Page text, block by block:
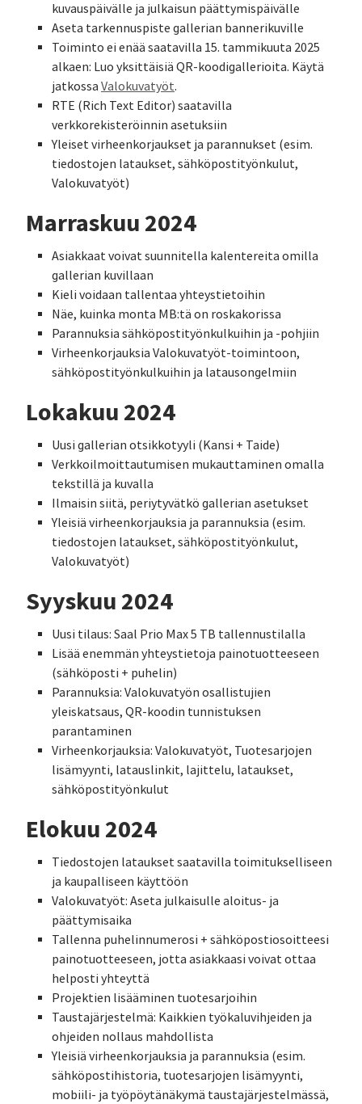
kuvauspäivälle ja julkaisun päättymispäivälle
Aseta tarkennuspiste gallerian bannerikuville
Toiminto ei enää saatavilla 15. tammikuuta 2025
alkaen: Luo yksittäisiä QR-koodigallerioita. Käytä
jatkossa Valokuvatyöt.
RTE (Rich Text Editor) saatavilla
verkkorekisteröinnin asetuksiin
Yleiset virheenkorjaukset ja parannukset (esim.
tiedostojen lataukset, sähköpostityönkulut,
Valokuvatyöt)
Marraskuu 2024
Asiakkaat voivat suunnitella kalentereita omilla
gallerian kuvillaan
Kieli voidaan tallentaa yhteystietoihin
Näe, kuinka monta MB:tä on roskakorissa
Parannuksia sähköpostityönkulkuihin ja -pohjiin
Virheenkorjauksia Valokuvatyöt-toimintoon,
sähköpostityönkulkuihin ja latausongelmiin
Lokakuu 2024
Uusi gallerian otsikkotyyli (Kansi + Taide)
Verkkoilmoittautumisen mukauttaminen omalla
tekstillä ja kuvalla
Ilmaisin siitä, periytyvätkö gallerian asetukset
Yleisiä virheenkorjauksia ja parannuksia (esim.
tiedostojen lataukset, sähköpostityönkulut,
Valokuvatyöt)
Syyskuu 2024
Uusi tilaus: Saal Prio Max 5 TB tallennustilalla
Lisää enemmän yhteystietoja painotuotteeseen
(sähköposti + puhelin)
Parannuksia: Valokuvatyön osallistujien
yleiskatsaus, QR-koodin tunnistuksen
parantaminen
Virheenkorjauksia: Valokuvatyöt, Tuotesarjojen
lisämyynti, latauslinkit, lajittelu, lataukset,
sähköpostityönkulut
Elokuu 2024
Tiedostojen lataukset saatavilla toimitukselliseen
ja kaupalliseen käyttöön
Valokuvatyöt: Aseta julkaisulle aloitus- ja
päättymisaika
Tallenna puhelinnumerosi + sähköpostiosoitteesi
painotuotteeseen, jotta asiakkaasi voivat ottaa
helposti yhteyttä
Projektien lisääminen tuotesarjoihin
Taustajärjestelmä: Kaikkien työkaluvihjeiden ja
ohjeiden nollaus mahdollista
Yleisiä virheenkorjauksia ja parannuksia (esim.
sähköpostihistoria, tuotesarjojen lisämyynti,
mobiili- ja työpöytänäkymä taustajärjestelmässä,